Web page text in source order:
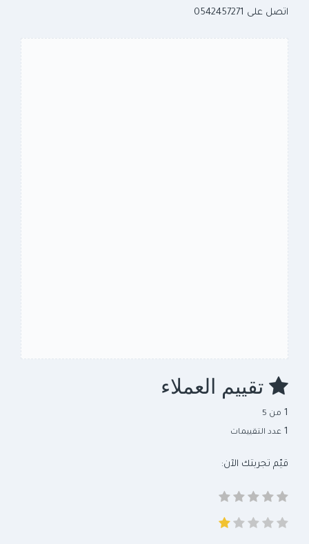
اتصل على 0542457271
تقييم العملاء
1 من 5
1 عدد التقييمات
قيّم تجربتك الآن: